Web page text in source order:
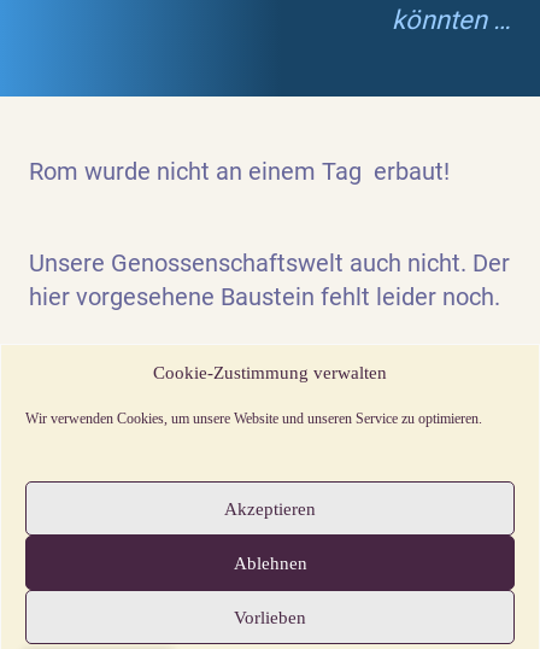
Cookie-Zustimmung verwalten
Wir verwenden Cookies, um unsere Website und unseren Service zu optimieren.
Akzeptieren
Ablehnen
Vorlieben
könnten …
Rom wurde nicht an einem Tag erbaut!
Unsere Genossenschaftswelt auch nicht. Der
hier vorgesehene Baustein fehlt leider noch.
Unterstützen Sie uns bei der
Aufbauarbeitwir freuen uns über
und Unterstützung jeder Art.